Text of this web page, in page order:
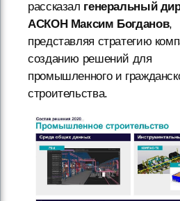
рассказал генеральный
АСКОН Максим Богданов,
представляя стратегию
созданию решений для
промышленного и
строительства.